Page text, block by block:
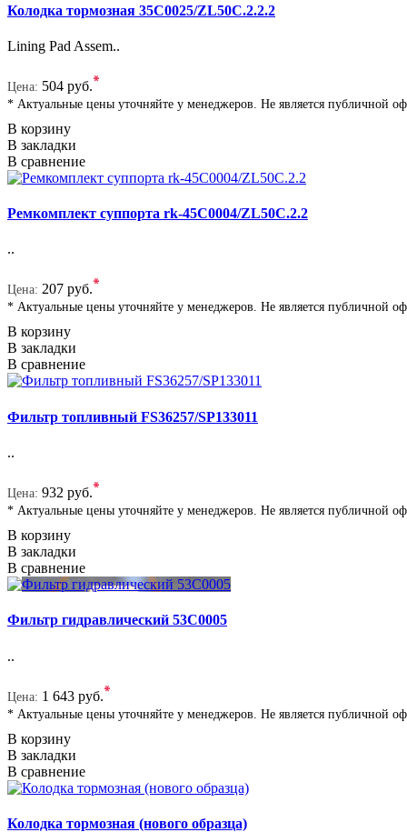
Колодка тормозная 35C0025/ZL50C.2.2.2
Lining Pad Assem..
Цена: 504 руб.*
* Актуальные цены уточняйте у менеджеров. Не является публичной
В корзину
В закладки
В сравнение
Ремкомплект суппорта rk-45C0004/ZL50C.2.2
..
Цена: 207 руб.*
* Актуальные цены уточняйте у менеджеров. Не является публичной
В корзину
В закладки
В сравнение
Фильтр топливный FS36257/SP133011
..
Цена: 932 руб.*
* Актуальные цены уточняйте у менеджеров. Не является публичной
В корзину
В закладки
В сравнение
Фильтр гидравлический 53C0005
..
Цена: 1 643 руб.*
* Актуальные цены уточняйте у менеджеров. Не является публичной
В корзину
В закладки
В сравнение
Колодка тормозная (нового образца)